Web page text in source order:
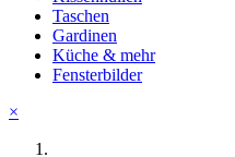
Taschen
Gardinen
Küche & mehr
Fensterbilder
×